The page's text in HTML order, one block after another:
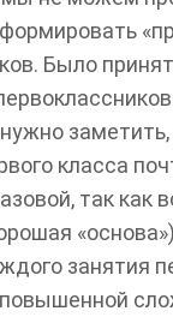
Было
класса
так как
занятия